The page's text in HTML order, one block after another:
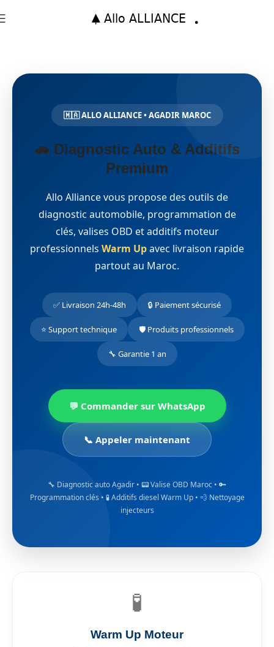
🇲🇦 ALLO ALLIANCE • AGADIR MAROC
🚗 Diagnostic Auto & Additifs
Premium
Allo Alliance vous propose des outils de
diagnostic automobile, programmation de
clés, valises OBD et additifs moteur
professionnels Warm Upavec livraison rapide
partout au Maroc.
✅ Livraison 24h-48h 🔒 Paiement sécurisé
⭐ Support technique 🛡️ Produits professionnels
🔧 Garantie 1 an
💬 Commander sur WhatsApp
📞 Appeler maintenant
🔧 Diagnostic auto Agadir • 📟 Valise OBD Maroc • 🔑
Programmation clés • 🧪 Additifs diesel Warm Up • 💨 Nettoyage
injecteurs
🧪
Warm Up Moteur